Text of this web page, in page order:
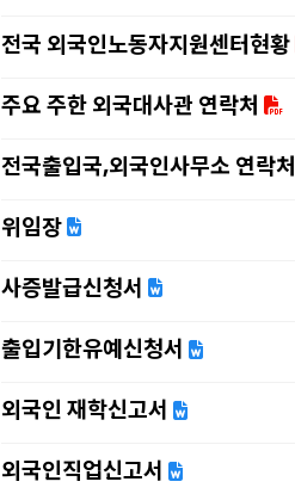
전국 외국인노동자지원센터현황
주요 주한 외국대사관 연락처
전국출입국,외국인사무소 연락처
위임장
사증발급신청서
출입기한유예신청서
외국인 재학신고서
외국인직업신고서